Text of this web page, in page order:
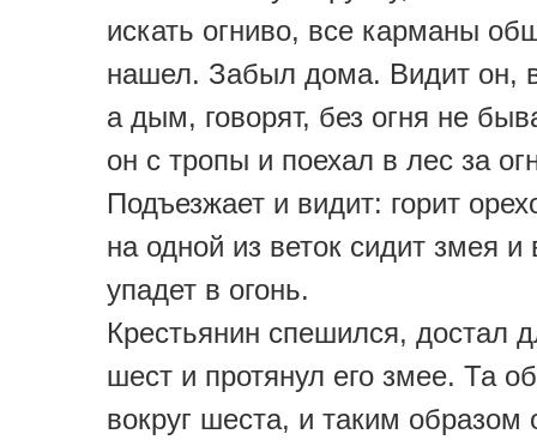
искать огниво, все карманы
нашел. Забыл дома. Видит он,
а дым, говорят, без огня не
он с тропы и поехал в лес за
Подъезжает и видит: горит
на одной из веток сидит змея и
упадет в огонь.
Крестьянин спешился, достал
шест и протянул его змее. Та
вокруг шеста, и таким